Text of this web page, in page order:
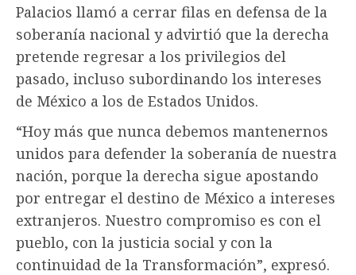
Palacios llamó a cerrar filas en defensa de la
soberanía nacional y advirtió que la derecha
pretende regresar a los privilegios del
pasado, incluso subordinando los intereses
de México a los de Estados Unidos.
“Hoy más que nunca debemos mantenernos
unidos para defender la soberanía de nuestra
nación, porque la derecha sigue apostando
por entregar el destino de México a intereses
extranjeros. Nuestro compromiso es con el
pueblo, con la justicia social y con la
continuidad de la Transformación”, expresó.